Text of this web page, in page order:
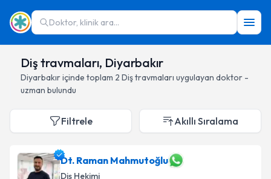
Doktor, klinik ara...
Diş travmaları, Diyarbakır
Diyarbakıriçinde toplam 2 Diş travmaları uygulayan doktor -
uzman bulundu
Filtrele Akıllı Sıralama
Dt. Raman Mahmutoğlu
Diş Hekimi